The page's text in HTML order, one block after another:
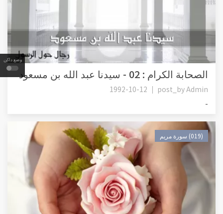
وضع داكن
الصحابة الكرام : 02 - سيدنا عبد الله بن مسعود
post_byAdmin
1992-10-12
-
(019) سورة مريم